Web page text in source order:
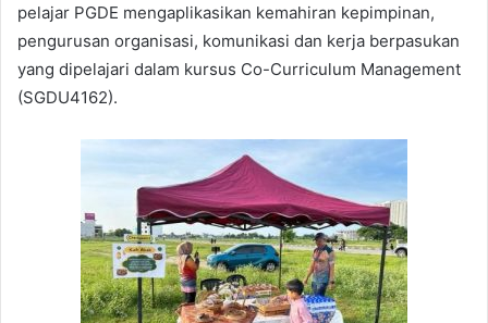
pelajar PGDE mengaplikasikan kemahiran kepimpinan,
pengurusan organisasi, komunikasi dan kerja berpasukan
yang dipelajari dalam kursus Co-Curriculum Management
(SGDU4162).